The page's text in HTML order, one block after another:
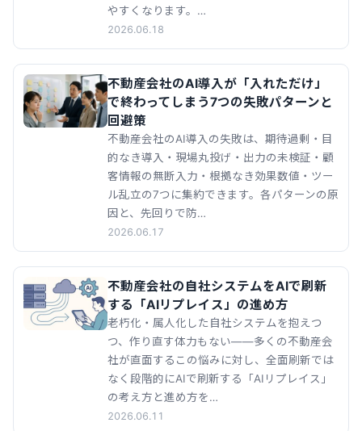
やすくなります。…
2026.06.18
不動産会社のAI導入が「入れただけ」
で終わってしまう7つの失敗パターンと
回避策
不動産会社のAI導入の失敗は、期待過剰・目
的なき導入・現場丸投げ・出力の未検証・顧
客情報の無断入力・根拠なき効果数値・ツー
ル乱立の7つに集約できます。各パターンの原
因と、先回りで防…
2026.06.17
不動産会社の自社システムをAIで刷新
する「AIリプレイス」の進め方
老朽化・属人化した自社システムを抱えつ
つ、作り直す体力もない——多くの不動産会
社が直面するこの悩みに対し、全面刷新では
なく段階的にAIで刷新する「AIリプレイス」
の考え方と進め方を…
2026.06.11